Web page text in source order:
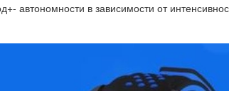
автономности в зависимости от